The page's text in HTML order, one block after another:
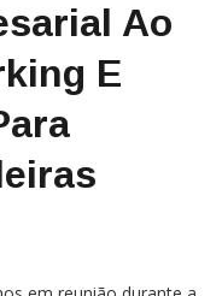
Ao
E